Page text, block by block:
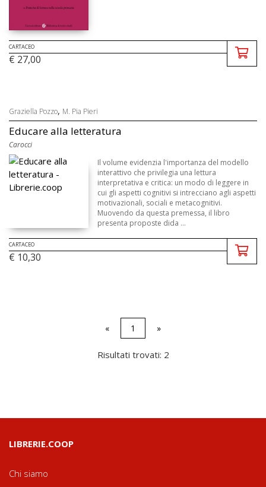
CARTACEO
€ 27,00
Graziella Pozzo, M. Pia Pieri
Educare alla letteratura
Carocci
Il volume evidenzia l'importanza del modello
interattivo che privilegia una lettura
interpretativa e critica: un modo di leggere in
cui gli aspetti cognitivi si intrecciano agli aspetti
motivazionali, sociali e metacognitivi.
Muovendo da questa premessa, il libro
presenta proposte dida ...
CARTACEO
€ 10,30
« 1 »
Risultati trovati: 2
LIBRERIE.COOP
Chi siamo